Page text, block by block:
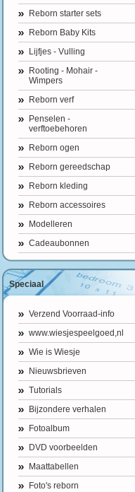
Reborn starter sets
Reborn Baby Kits
Lijfjes - Vulling
Rooting - Mohair -
Wimpers
Reborn verf
Penselen -
verftoebehoren
Reborn ogen
Reborn gereedschap
Reborn kleding
Reborn accessoires
Modelleren
Cadeaubonnen
Speciaal
Verzend Voorraad-info
www.wiesjespeelgoed,nl
Wie is Wiesje
Nieuwsbrieven
Tutorials
Bijzondere verhalen
Fotoalbum
DVD voorbeelden
Maattabellen
Foto's reborn